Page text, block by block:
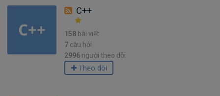
C++
158 bài viết
7 câu hỏi
2996 người theo dõi
Theo dõi